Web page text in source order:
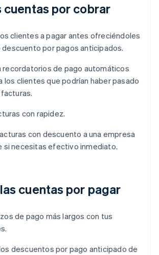
cuentas por cobrar
clientes a pagar antes ofreciéndoles
descuento por pagos anticipados.
recordatorios de pago automáticos
los clientes que podrían haber pasado
con rapidez.
con descuento a una empresa
si necesitas efectivo inmediato.
cuentas por pagar
de pago más largos con tus
descuentos por pago anticipado de